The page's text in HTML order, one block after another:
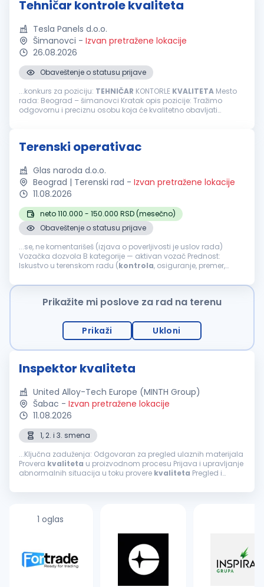
Tehničar kontrole kvaliteta
Tesla Panels d.o.o.
Šimanovci - Izvan pretražene lokacije
26.08.2026
Obaveštenje o statusu prijave
...konkurs za poziciju: TEHNIČAR KONTORLE KVALITETA Mesto
rada: Beograd – šimanovci Kratak opis pozicije: Tražimo
odgovornu i preciznu osobu koja će kvalitetno obavljati
Terenski operativac
Glas naroda d.o.o.
Beograd | Terenski rad - Izvan pretražene lokacije
11.08.2026
neto 110.000 - 150.000 RSD (mesečno)
Obaveštenje o statusu prijave
...se, ne komentarišeš (izjava o poverljivosti je uslov rada)
Vozačka dozvola B kategorije — aktivan vozač Prednost:
Iskustvo u terenskom radu (kontrola, osiguranje, premer,
sa fotografisanjem...
Prikažite mi poslove za rad na terenu
Prikaži Ukloni
Inspektor kvaliteta
United Alloy-Tech Europe (MINTH Group)
Šabac - Izvan pretražene lokacije
11.08.2026
1, 2. i 3. smena
...Ključna zaduženja: Odgovoran za pregled ulaznih materijala
Provera kvaliteta u proizvodnom procesu Prijava i upravljanje
abnormalnih situacija u toku provere kvaliteta Pregled i
informacija...
1 oglas